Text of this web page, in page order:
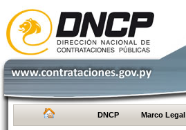
DNCP Marco Legal